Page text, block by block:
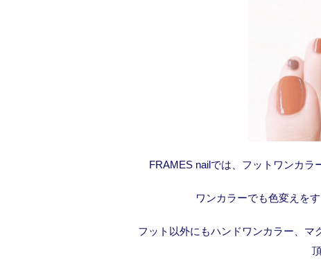
FRAMES nailでは、フットワンカラ
ワンカラーでも色変えを
フット以外にもハンドワンカラー、マ